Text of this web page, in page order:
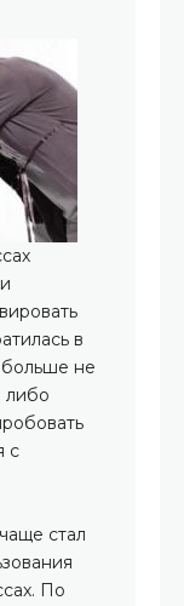
в
больше не
либо
с
стал
По